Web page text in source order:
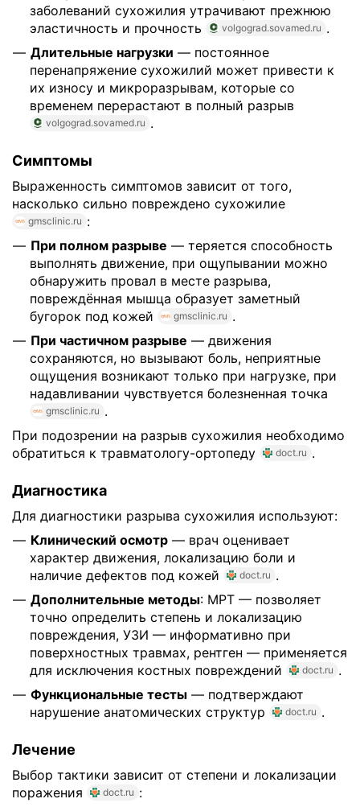
заболеваний сухожилия утрачивают прежнюю
эластичность и прочность
volgograd.sovamed.ru .
Длительные нагрузки — постоянное
перенапряжение сухожилий может привести к
их износу и микроразрывам, которые со
временем перерастают в полный разрыв
volgograd.sovamed.ru .
Симптомы
Выраженность симптомов зависит от того,
насколько сильно повреждено сухожилие
gmsclinic.ru :
При полном разрыве — теряется способность
выполнять движение, при ощупывании можно
обнаружить провал в месте разрыва,
повреждённая мышца образует заметный
бугорок под кожей
gmsclinic.ru .
При частичном разрыве — движения
сохраняются, но вызывают боль, неприятные
ощущения возникают только при нагрузке, при
надавливании чувствуется болезненная точка
gmsclinic.ru .
При подозрении на разрыв сухожилия необходимо
обратиться к травматологу-ортопеду
doct.ru .
Диагностика
Для диагностики разрыва сухожилия используют:
Клинический осмотр — врач оценивает
характер движения, локализацию боли и
наличие дефектов под кожей
doct.ru .
Дополнительные методы: МРТ — позволяет
точно определить степень и локализацию
повреждения, УЗИ — информативно при
поверхностных травмах, рентген — применяется
для исключения костных повреждений
doct.ru .
Функциональные тесты — подтверждают
нарушение анатомических структур
doct.ru .
Лечение
Выбор тактики зависит от степени и локализации
поражения
doct.ru :